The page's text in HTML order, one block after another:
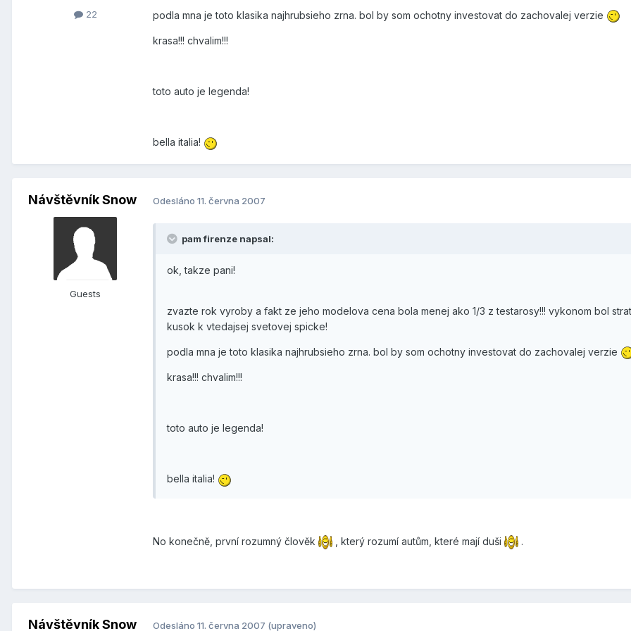
22 podla mna je toto klasika najhrubsieho zrna. bol by som ochotny investovat do zachovalej verzie
krasa!!! chvalim!!!
toto auto je legenda!
bella italia!
Návštěvník Snow
Guests
Odesláno 11. června 2007
pam firenze napsal:
ok, takze pani!
zvazte rok vyroby a fakt ze jeho modelova cena bola menej ako 1/3 z testarosy!!! vykonom bol
kusok k vtedajsej svetovej spicke!
podla mna je toto klasika najhrubsieho zrna. bol by som ochotny investovat do zachovalej verzie
krasa!!! chvalim!!!
toto auto je legenda!
bella italia!
No konečně, první rozumný člověk , který rozumí autům, které mají duši .
Návštěvník Snow Odesláno 11. června 2007 (upraveno)